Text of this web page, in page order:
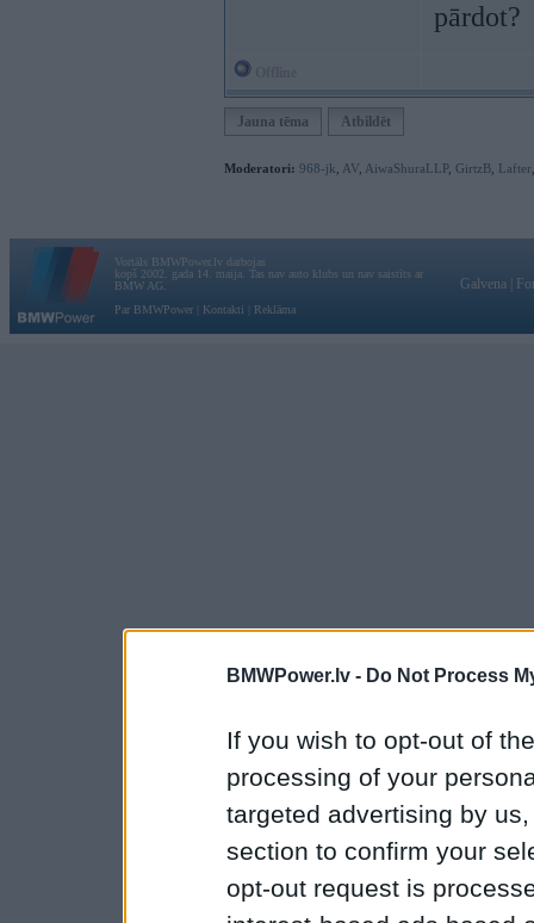
BMWPower.lv - Do Not Process
If you wish to opt-out of
processing of your
targeted advertising by
section to confirm your
opt-out request is
pārdot?
Jauna tēma Atbildēt
Moderatori: 968-jk AV AiwaShuraLLP, GirtzB Lafter
Vortāls BMWPower.lv darbojas
kopš 2002. gada 14. maija. Tas nav auto klubs un nav saistīts ar
BMW AG.
Par BMWPower
Kontakti Reklāma
Galvena